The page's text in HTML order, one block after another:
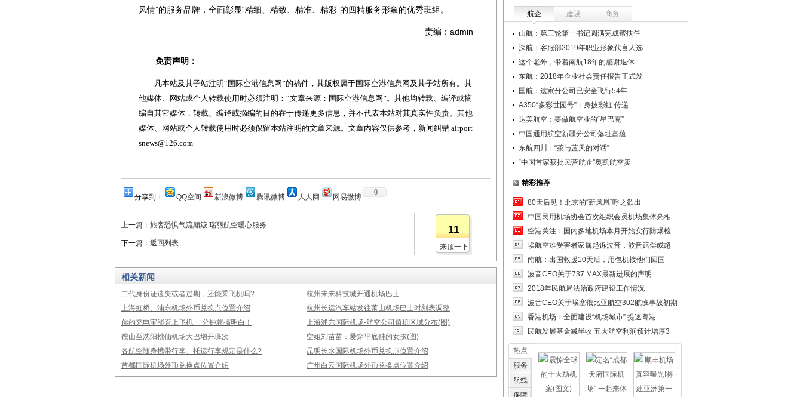
风情”的服务品牌，全面彰显“精细、精致、精准、精彩”的四精服务形象的优秀班组。
责编：admin
免责声明：
凡本站及其子站注明“国际空港信息网”的稿件，其版权属于国际空港信息网及其子站所有。其
他媒体、网站或个人转载使用时必须注明：“文章来源：国际空港信息网”。其他均转载、编译或摘
编自其它媒体，转载、编译或摘编的目的在于传递更多信息，并不代表本站对其真实性负责。其他
媒体、网站或个人转载使用时必须保留本站注明的文章来源。文章内容仅供参考，新闻纠错 airport
snews@126.com
分享到： QQ空间 新浪微博 腾讯微博 人人网 网易微博
0
上一篇： 旅客恐惧气流颠簸 瑞丽航空暖心服务
下一篇： 返回列表
11
来顶一下
相关新闻
二代身份证遗失或者过期，还能乘飞机吗?
杭州未来科技城开通机场巴士
上海虹桥、浦东机场外币兑换点位置介绍
杭州长运汽车站发往萧山机场巴士时刻表调整
你的充电宝能否上飞机 一分钟就搞明白！
上海浦东国际机场-航空公司值机区域分布(图)
鞍山至沈阳桃仙机场大巴增开班次
空姐刘苗苗：爱穿平底鞋的女孩(图)
各航空随身携带行李、托运行李规定是什么?
昆明长水国际机场外币兑换点位置介绍
首都国际机场外币兑换点位置介绍
广州白云国际机场外币兑换点位置介绍
航企 建设 商务
山航：第三轮第一书记圆满完成帮扶任
深航：客服部2019年职业形象代言人选
这个老外，带着南航18年的感谢退休
东航：2018年企业社会责任报告正式发
国航：这家分公司已安全飞行54年
A350“多彩世园号”：身披彩虹 传递
达美航空：要做航空业的“星巴克”
中国通用航空新疆分公司落址富蕴
东航四川：“茶与蓝天的对话”
“中国首家获批民营航企”奥凯航空卖
精彩推荐
80天后见！北京的“新凤凰”呼之欲出
中国民用机场协会首次组织会员机场集体亮相
空港关注：国内多地机场本月开始实行防爆检
埃航空难受害者家属起诉波音，波音赔偿或超
南航：出国救援10天后，用包机接他们回国
波音CEO关于737 MAX最新进展的声明
2018年民航局法治政府建设工作情况
波音CEO关于埃塞俄比亚航空302航班事故初期
香港机场：全面建设“机场城市” 提速粤港
民航发展基金减半收 五大航空利润预计增厚3
热点
服务
航线
保障